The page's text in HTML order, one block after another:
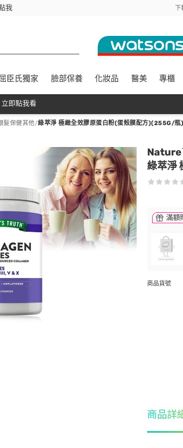
我 下
臣氏獨家 臉部保養 化妝品 醫美 專櫃
即點我看
髮保健其他/綠萃淨 極緻全效膠原蛋白粉(蛋殼膜配方)(255G/瓶)
綠萃淨
滿額
商品貨號
商品詳